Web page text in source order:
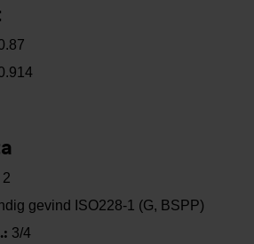
2
gevind ISO228-1 (G, BSPP)
3/4